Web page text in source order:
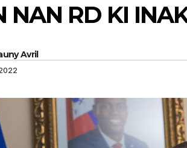
NAN RD KI
Avril